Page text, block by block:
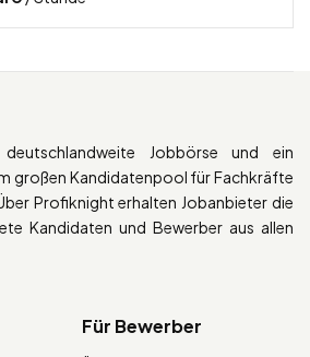
Jobbörse und ein
großen Kandidatenpool für Fachkräfte
Profiknight erhalten Jobanbieter die
Kandidaten und Bewerber aus allen
Für Bewerber